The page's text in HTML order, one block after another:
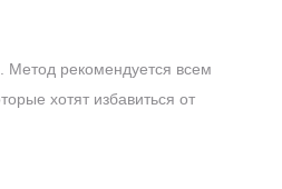
Метод рекомендуется всем
хотят избавиться от